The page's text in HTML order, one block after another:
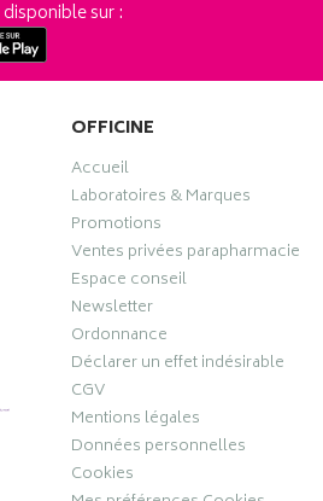
sur :
OFFICINE
Accueil
Laboratoires & Marques
Promotions
Ventes privées parapharmacie
Espace conseil
Newsletter
Ordonnance
Déclarer un effet indésirable
CGV
Mentions légales
Données personnelles
Cookies